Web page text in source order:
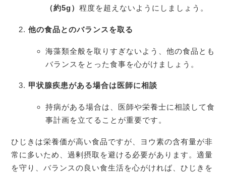
（約5g） 程度を超えないようにしましょう。
他の食品とのバランスを取る
海藻類全般を取りすぎないよう、他の食品とも
バランスをとった食事を心がけましょう。
甲状腺疾患がある場合は医師に相談
持病がある場合は、医師や栄養士に相談して食
事計画を立てることが重要です。
ひじきは栄養価が高い食品ですが、ヨウ素の含有量が非
常に多いため、過剰摂取を避ける必要があります。適量
を守り、バランスの良い食生活を心がければ、ひじきを